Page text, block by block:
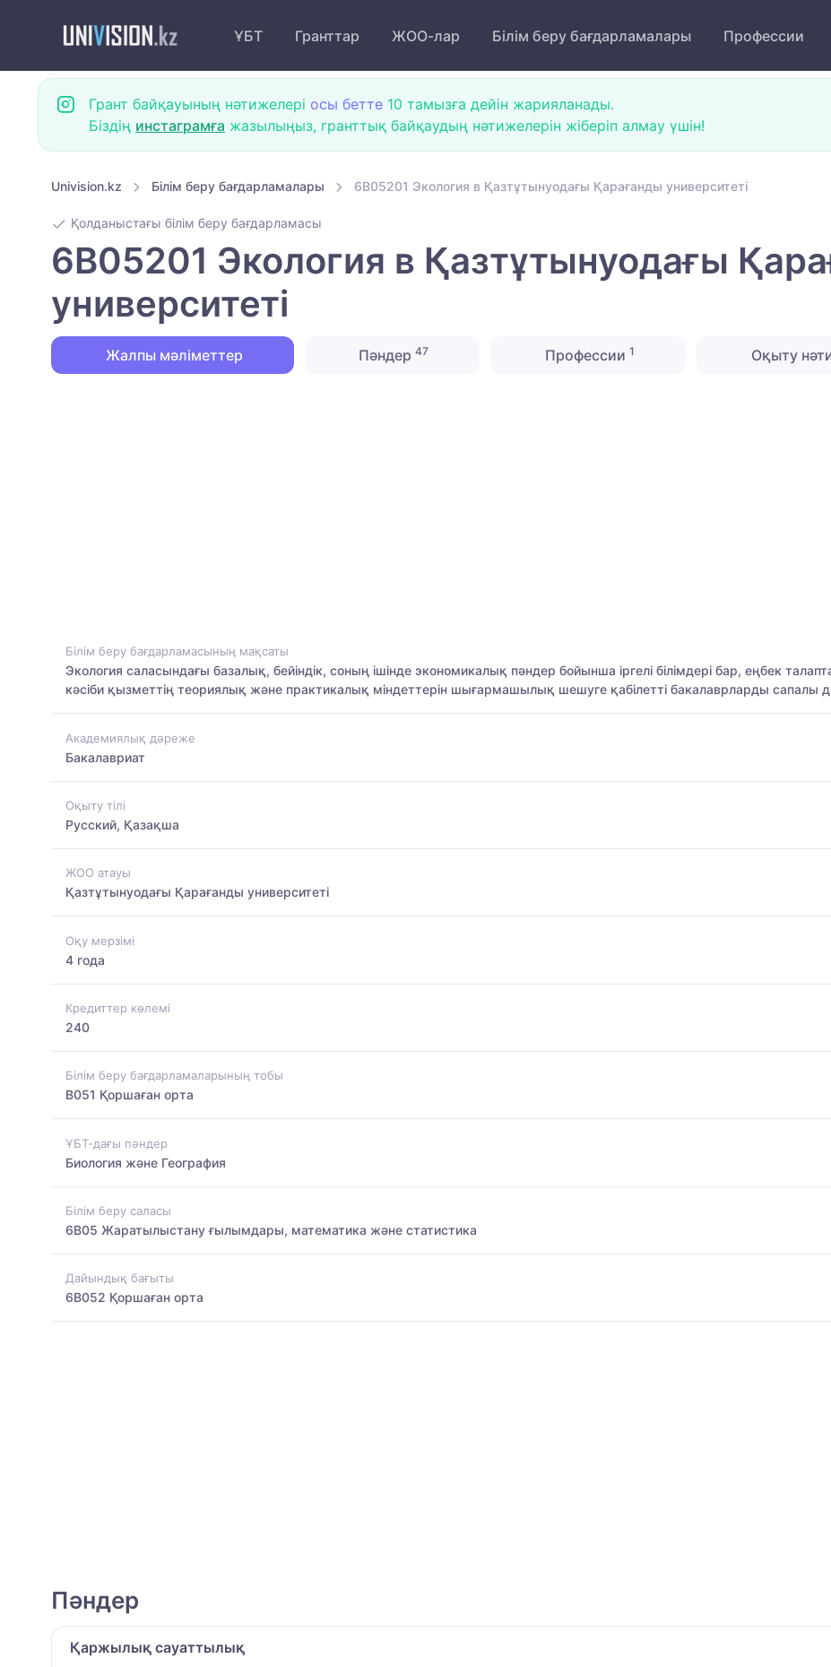
ҰБТ Гранттар ЖОО-лар Білім беру бағдарламалары Профессии
Грант байқауының нәтижелері осы бетте 10 тамызға дейін жарияланады.
Біздің инстаграмға жазылыңыз, гранттық байқаудың нәтижелерін жіберіп алмау үшін!
Univision.kz Білім беру бағдарламалары 6B05201 Экология в Қазтұтынуодағы Қарағанды университеті
Қолданыстағы білім беру бағдарламасы
6B05201 Экология в Қазтұтынуодағы
университеті
Жалпы мәліметтер Пәндер47 Профессии 1 Оқыту
Білім беру бағдарламасының мақсаты
Экология саласындағы базалық, бейіндік, соның ішінде экономикалық пәндер бойынша іргелі білімдері бар, еңбек
кәсіби қызметтің теориялық және практикалық міндеттерін шығармашылық шешуге қабілетті бакалаврларды сапалы
Академиялық дәреже
Бакалавриат
Оқыту тілі
Русский, Қазақша
ЖОО атауы
Қазтұтынуодағы Қарағанды университеті
Оқу мерзімі
4 года
Кредиттер көлемі
240
Білім беру бағдарламаларының тобы
B051 Қоршаған орта
ҰБТ-дағы пәндер
Биология және География
Білім беру саласы
6B05 Жаратылыстану ғылымдары, математика және статистика
Дайындық бағыты
6B052 Қоршаған орта
Пәндер
Қаржылық cауаттылық